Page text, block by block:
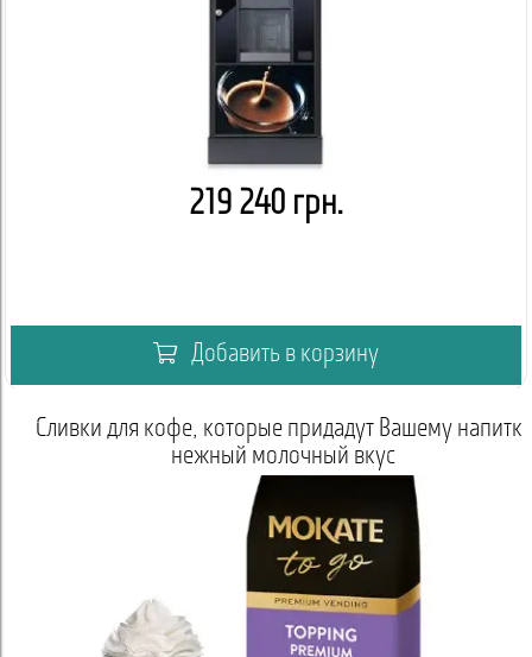
219 240 грн.
Добавить в корзину
которые придадут Вашему напитку
молочный вкус
Горячий